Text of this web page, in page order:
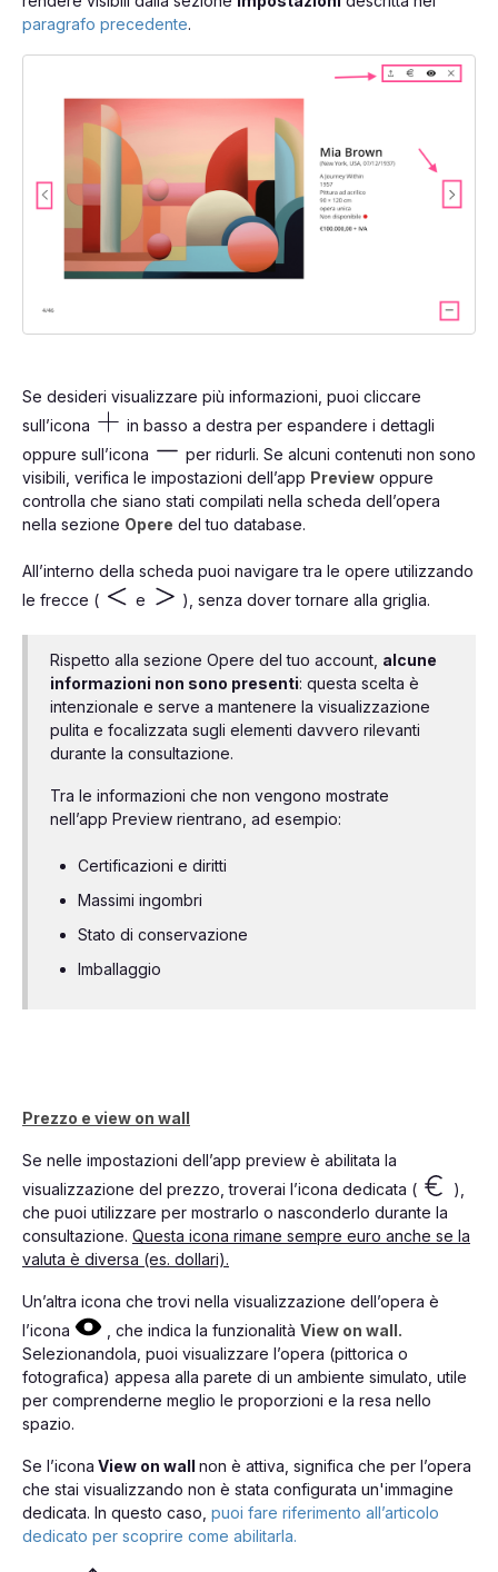
paragrafo precedente.
Se desideri visualizzare più informazioni, puoi cliccare
sull’icona
in basso a destra per espandere i dettagli
oppure sull’icona
per ridurli. Se alcuni contenuti non sono
visibili, verifica le impostazioni dell’app Preview oppure
controlla che siano stati compilati nella scheda dell’opera
nella sezione Opere del tuo database.
All’interno della scheda puoi navigare tra le opere utilizzando
le frecce (
e ), senza dover tornare alla griglia.
Rispetto alla sezione Opere del tuo account, alcune
informazioni non sono presenti: questa scelta è
intenzionale e serve a mantenere la visualizzazione
pulita e focalizzata sugli elementi davvero rilevanti
durante la consultazione.
Tra le informazioni che non vengono mostrate
nell’app Preview rientrano, ad esempio:
Certificazioni e diritti
Massimi ingombri
Stato di conservazione
Imballaggio
Prezzo e view on wall
Se nelle impostazioni dell’app preview è abilitata la
visualizzazione del prezzo, troverai l’icona dedicata (
),
che puoi utilizzare per mostrarlo o nasconderlo durante la
consultazione. Questa icona rimane sempre euro anche se la
valuta è diversa (es. dollari).
Un’altra icona che trovi nella visualizzazione dell’opera è
l’icona
, che indica la funzionalità View on wall.
Selezionandola, puoi visualizzare l’opera (pittorica o
fotografica) appesa alla parete di un ambiente simulato, utile
per comprenderne meglio le proporzioni e la resa nello
spazio.
Se l’icona View on wall non è attiva, significa che per l’opera
che stai visualizzando non è stata configurata un'immagine
dedicata. In questo caso puoi fare riferimento all’articolo
dedicato per scoprire come abilitarla.